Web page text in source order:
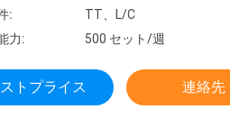
:
TT、L/C
力:
500 セット/週
トプライス 連絡先